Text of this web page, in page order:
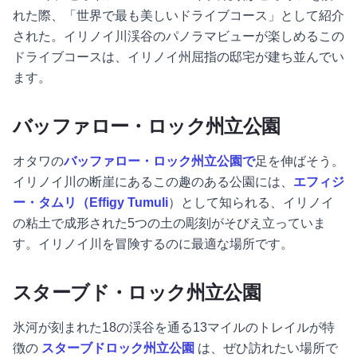
れた際、「世界で最も美しいドライブコース」として紹介
された。イリノイ川渓谷のパノラマビューが楽しめるこの
ドライブコースは、イリノイ州屈指の邸宅が建ち並んでい
ます。
バッファロー・ロック州立公園
オタワのバッファロー・ロック州立公園で足を伸ばそう。
イリノイ川の断崖にあるこの趣のある公園には、 エフィジ
ー・タムリ（Effigy Tumuli）として知られる、イリノイ
の粘土で成形された5つの土の彫刻がそびえ立っていま
す。イリノイ川を冒険するのに最適な場所です。
スターブド・ロック州立公園
氷河が刻まれた18の渓谷を通る13マイルのトレイルが特
徴の スターブドロック州立公園 は、ぜひ訪れたい場所で